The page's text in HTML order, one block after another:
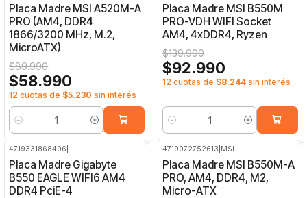
Placa Madre MSI A520M-A
PRO (AM4, DDR4
1866/3200 MHz, M.2,
MicroATX)
$89.990
$58.990
12 cuotas de $5.230 sin interés
Cantidad
Placa Madre MSI B550M
PRO-VDH WIFI Socket
AM4, 4xDDR4, Ryzen
$139.990
$92.990
12 cuotas de $8.244 sin interés
Cantidad
4719331868406
Placa Madre Gigabyte
B550 EAGLE WIFI6 AM4
DDR4 PciE-4
4719072752613 MSI
Placa Madre MSI B550M-A
PRO, AM4, DDR4, M2,
Micro-ATX